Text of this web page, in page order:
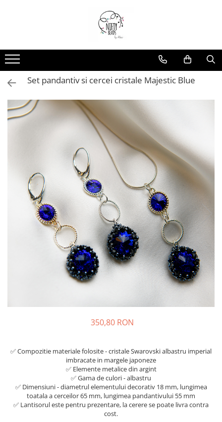
Set pandantiv si cercei cristale Majestic Blue
350,80 RON
✅ Compozitie materiale folosite - cristale Swarovski albastru imperial
imbracate in margele japoneze
✅ Elemente metalice din argint
✅ Gama de culori - albastru
✅ Dimensiuni - diametrul elementului decorativ 18 mm, lungimea
toatala a cerceilor 65 mm, lungimea pandantivului 55 mm
✅ Lantisorul este pentru prezentare, la cerere se poate livra contra
cost.